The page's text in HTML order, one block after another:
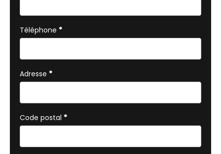
Téléphone *
Adresse *
Code postal *